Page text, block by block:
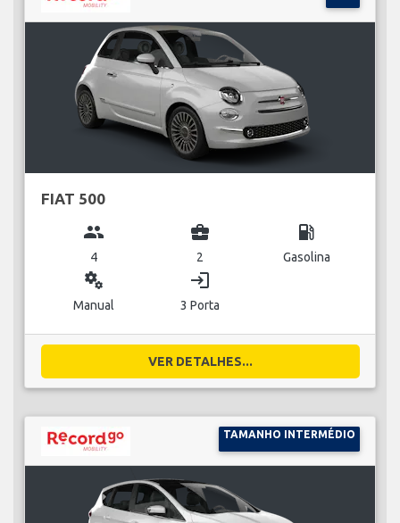
FIAT 500
group
4
business_center
2
local_gas_station
Gasolina
miscellaneous_services
Manual
login
3 Porta
VER DETALHES...
TAMANHO INTERMÉDIO